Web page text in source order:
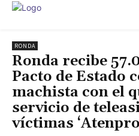
RONDA
Ronda recibe
Pacto de Estado
machista con el
servicio de
víctimas